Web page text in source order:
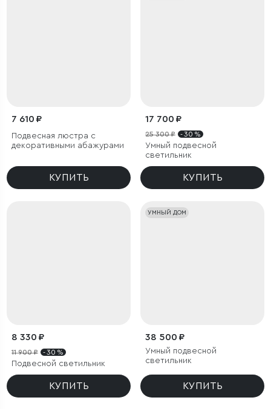
7 610 ₽
Подвесная люстра с
декоративными абажурами
КУПИТЬ
17 700 ₽
25 300 ₽ - 30 %
Умный подвесной
светильник
КУПИТЬ
8 330 ₽
11 900 ₽ - 30 %
Подвесной светильник
КУПИТЬ
УМНЫЙ ДОМ
38 500 ₽
Умный подвесной
светильник
КУПИТЬ